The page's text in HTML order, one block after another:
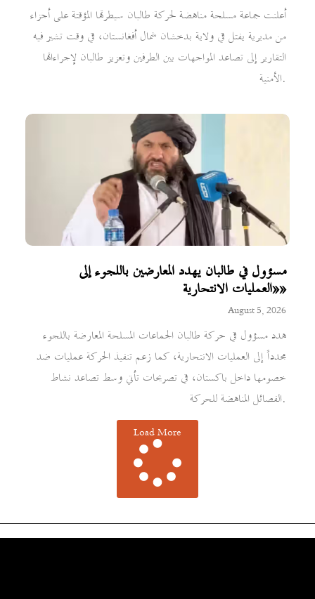
أعلنت جماعة مسلحة مناهضة لحركة طالبان سيطرتها المؤقتة على أجزاء
من مديرية يفتل في ولاية بدخشان شمال أفغانستان، في وقت تشير فيه
التقارير إلى تصاعد المواجهات بين الطرفين وتعزيز طالبان لإجراءاتها
الأمنية.
مسؤول في طالبان يهدد المعارضين باللجوء إلى
«العمليات الانتحارية»
August 5, 2026
هدد مسؤول في حركة طالبان الجماعات المسلحة المعارضة باللجوء
مجدداً إلى العمليات الانتحارية، كما زعم تنفيذ الحركة عمليات ضد
خصومها داخل باكستان، في تصريحات تأتي وسط تصاعد نشاط
الفصائل المناهضة للحركة.
Load More